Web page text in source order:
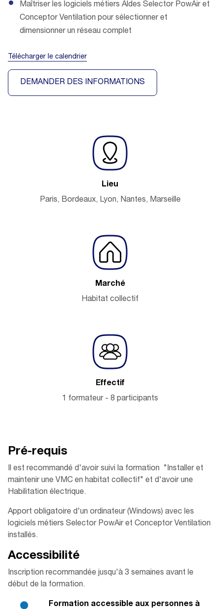
Maîtriser les logiciels métiers Aldes Selector PowAir et
Conceptor Ventilation pour sélectionner et
dimensionner un réseau complet
Télécharger le calendrier
DEMANDER DES INFORMATIONS
Lieu
Paris, Bordeaux, Lyon, Nantes, Marseille
Marché
Habitat collectif
Effectif
1 formateur - 8 participants
Pré-requis
Il est recommandé d'avoir suivi la formation "Installer et
maintenir une VMC en habitat collectif" et d'avoir une
Habilitation électrique.
Apport obligatoire d'un ordinateur (Windows) avec les
logiciels métiers Selector PowAir et Conceptor Ventilation
installés.
Accessibilité
Inscription recommandée jusqu'à 3 semaines avant le
début de la formation.
Formation accessible aux personnes à